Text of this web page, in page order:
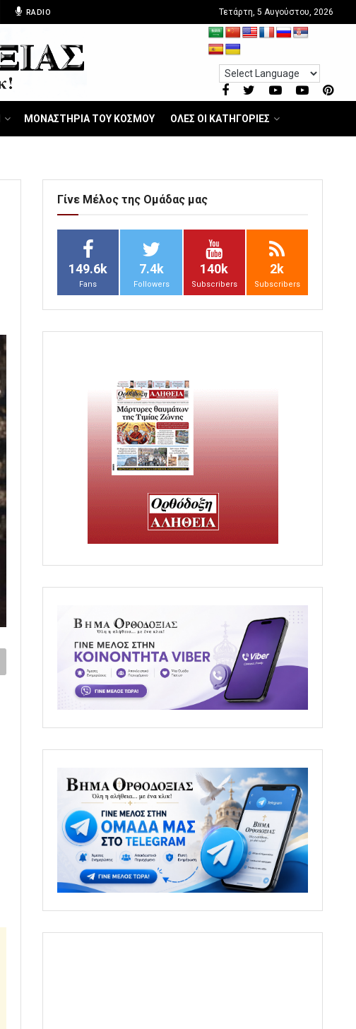
RADIO Τετάρτη, 5 Αυγούστου, 2026
ΜΟΝΑΣΤΗΡΙΑ ΤΟΥ ΚΟΣΜΟΥ ΟΛΕΣ ΟΙ ΚΑΤΗΓΟΡΙΕΣ
Γίνε Μέλος της Ομάδας μας
149.6k
Fans
7.4k
Followers
140k
Subscribers
2k
Subscribers